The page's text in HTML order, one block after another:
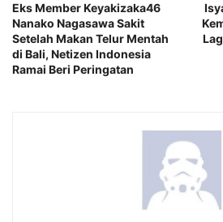
Eks Member Keyakizaka46
Nanako Nagasawa Sakit
Setelah Makan Telur Mentah
di Bali, Netizen Indonesia
Ramai Beri Peringatan